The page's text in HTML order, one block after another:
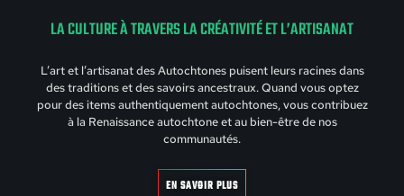
LA CULTURE À TRAVERS LA CRÉATIVITÉ ET L’ARTISANAT
L’art et l’artisanat des Autochtones puisent leurs racines dans
des traditions et des savoirs ancestraux. Quand vous optez
pour des items authentiquement autochtones, vous contribuez
à la Renaissance autochtone et au bien-être de nos
communautés.
EN SAVOIR PLUS